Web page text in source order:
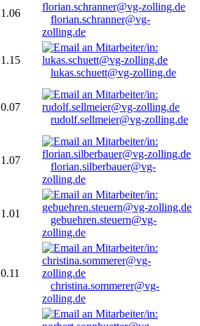
1.06
florian.schranner@vg-
zolling.de
1.15
lukas.schuett@vg-zolling.de
0.07
rudolf.sellmeier@vg-zolling.de
1.07
florian.silberbauer@vg-
zolling.de
1.01
gebuehren.steuern@vg-
zolling.de
0.11
christina.sommerer@vg-
zolling.de